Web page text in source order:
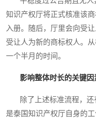
知识产权厅将正式核准该
入册。随后，厅里会向受
受让人为新的商标权人。
一个半月的时间。
影响整体时长的关键因
除了上述标准流程，还
是泰国知识产权厅自身的